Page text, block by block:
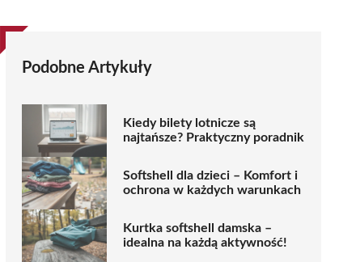
Podobne Artykuły
Kiedy bilety lotnicze są
najtańsze? Praktyczny poradnik
Softshell dla dzieci – Komfort i
ochrona w każdych warunkach
Kurtka softshell damska –
idealna na każdą aktywność!